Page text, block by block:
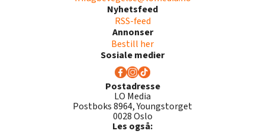
Nyhetsfeed
RSS-feed
Annonser
Bestill her
Sosiale medier
Postadresse
LO Media
Postboks 8964, Youngstorget
0028 Oslo
Les også: